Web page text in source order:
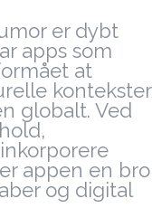
er dybt
apps som
at
kontekster
globalt. Ved
appen en bro
og digital